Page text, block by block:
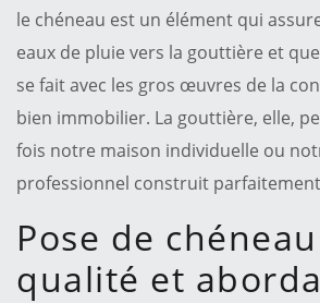
le chéneau est un élément qui
eaux de pluie vers la gouttière et
se fait avec les gros œuvres de la
bien immobilier. La gouttière, elle,
fois notre maison individuelle ou
professionnel construit
Pose de
qualité et